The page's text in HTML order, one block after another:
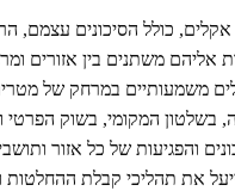
אקלים, כולל הסיכונים עצמם,
אליהם משתנים בין אזורים
משמעותיים במרחק של
בשלטון המקומי, בשוק הפרטי
והפגיעות של כל אזור
את תהליכי קבלת ההחלטות